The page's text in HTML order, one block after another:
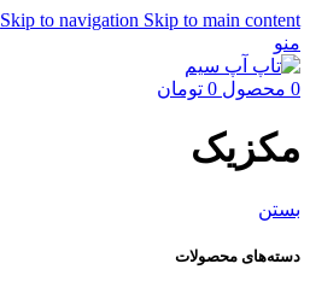
Skip to navigation Skip to main content
منو
0 محصول 0 تومان
مکزیک
بستن
دسته‌های محصولات